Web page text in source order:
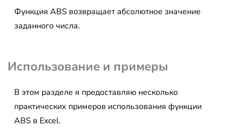
Функция ABS возвращает абсолютное значение
заданного числа.
Использование и примеры
В этом разделе я предоставляю несколько
практических примеров использования функции
ABS в Excel.